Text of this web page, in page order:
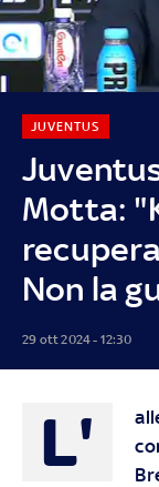
Motta:
Non la
JUVENTUS
29 ott 2024 - 12:30
L'